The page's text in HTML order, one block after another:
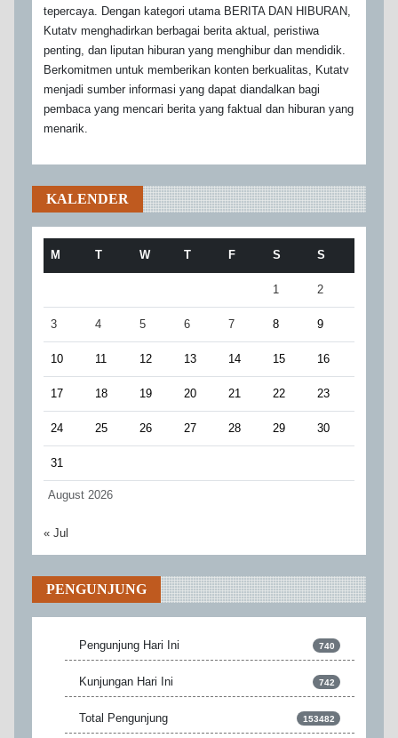
tepercaya. Dengan kategori utama BERITA DAN HIBURAN,
Kutatv menghadirkan berbagai berita aktual, peristiwa
penting, dan liputan hiburan yang menghibur dan mendidik.
Berkomitmen untuk memberikan konten berkualitas, Kutatv
menjadi sumber informasi yang dapat diandalkan bagi
pembaca yang mencari berita yang faktual dan hiburan yang
menarik.
KALENDER
August 2026
M T W T F S S
1 2
3 4 5 6 7 8 9
10 11 12 13 14 15 16
17 18 19 20 21 22 23
24 25 26 27 28 29 30
31
« Jul
PENGUNJUNG
Pengunjung Hari Ini 740
Kunjungan Hari Ini 742
Total Pengunjung 153482